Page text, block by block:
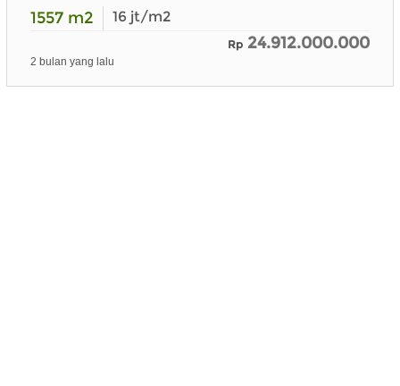
1557 m2 16 jt/m2
Rp 24.912.000.000
2 bulan yang lalu